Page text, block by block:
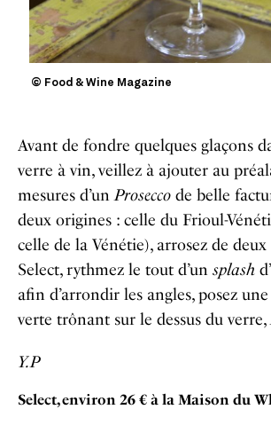
© Food & Wine Magazine
Avant de fondre quelques glaçons
verre à vin, veillez à ajouter au
mesures d’unProsecco de belle
deux origines : celle du Frioul-
celle de la Vénétie), arrosez de deux
Select, rythmez le tout d’un splash
afin d’arrondir les angles, posez
verte trônant sur le dessus du verre,
Y.P
Select, environ 26 € à la Maison du